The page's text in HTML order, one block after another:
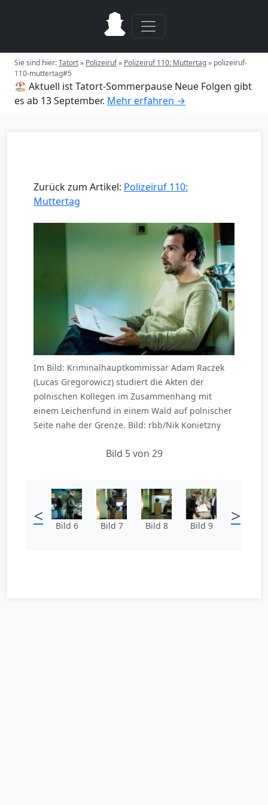
Sie sind hier:Tatort» Polizeiruf» Polizeiruf 110: Muttertag» polizeiruf-
110-muttertag#5
🏖️ Aktuell ist Tatort-Sommerpause Neue Folgen gibt
es ab 13 September. Mehr erfahren →
Zurück zum Artikel: Polizeiruf 110:
Muttertag
Im Bild: Kriminalhauptkommissar Adam Raczek
(Lucas Gregorowicz) studiert die Akten der
polnischen Kollegen im Zusammenhang mit
einem Leichenfund in einem Wald auf polnischer
Seite nahe der Grenze. Bild: rbb/Nik Konietzny
Bild 5 von 29
< Bild 6 Bild 7 Bild 8 Bild 9 >